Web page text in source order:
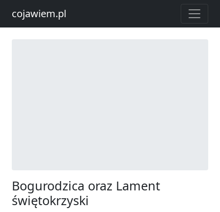
cojawiem.pl
Bogurodzica oraz Lament
świętokrzyski